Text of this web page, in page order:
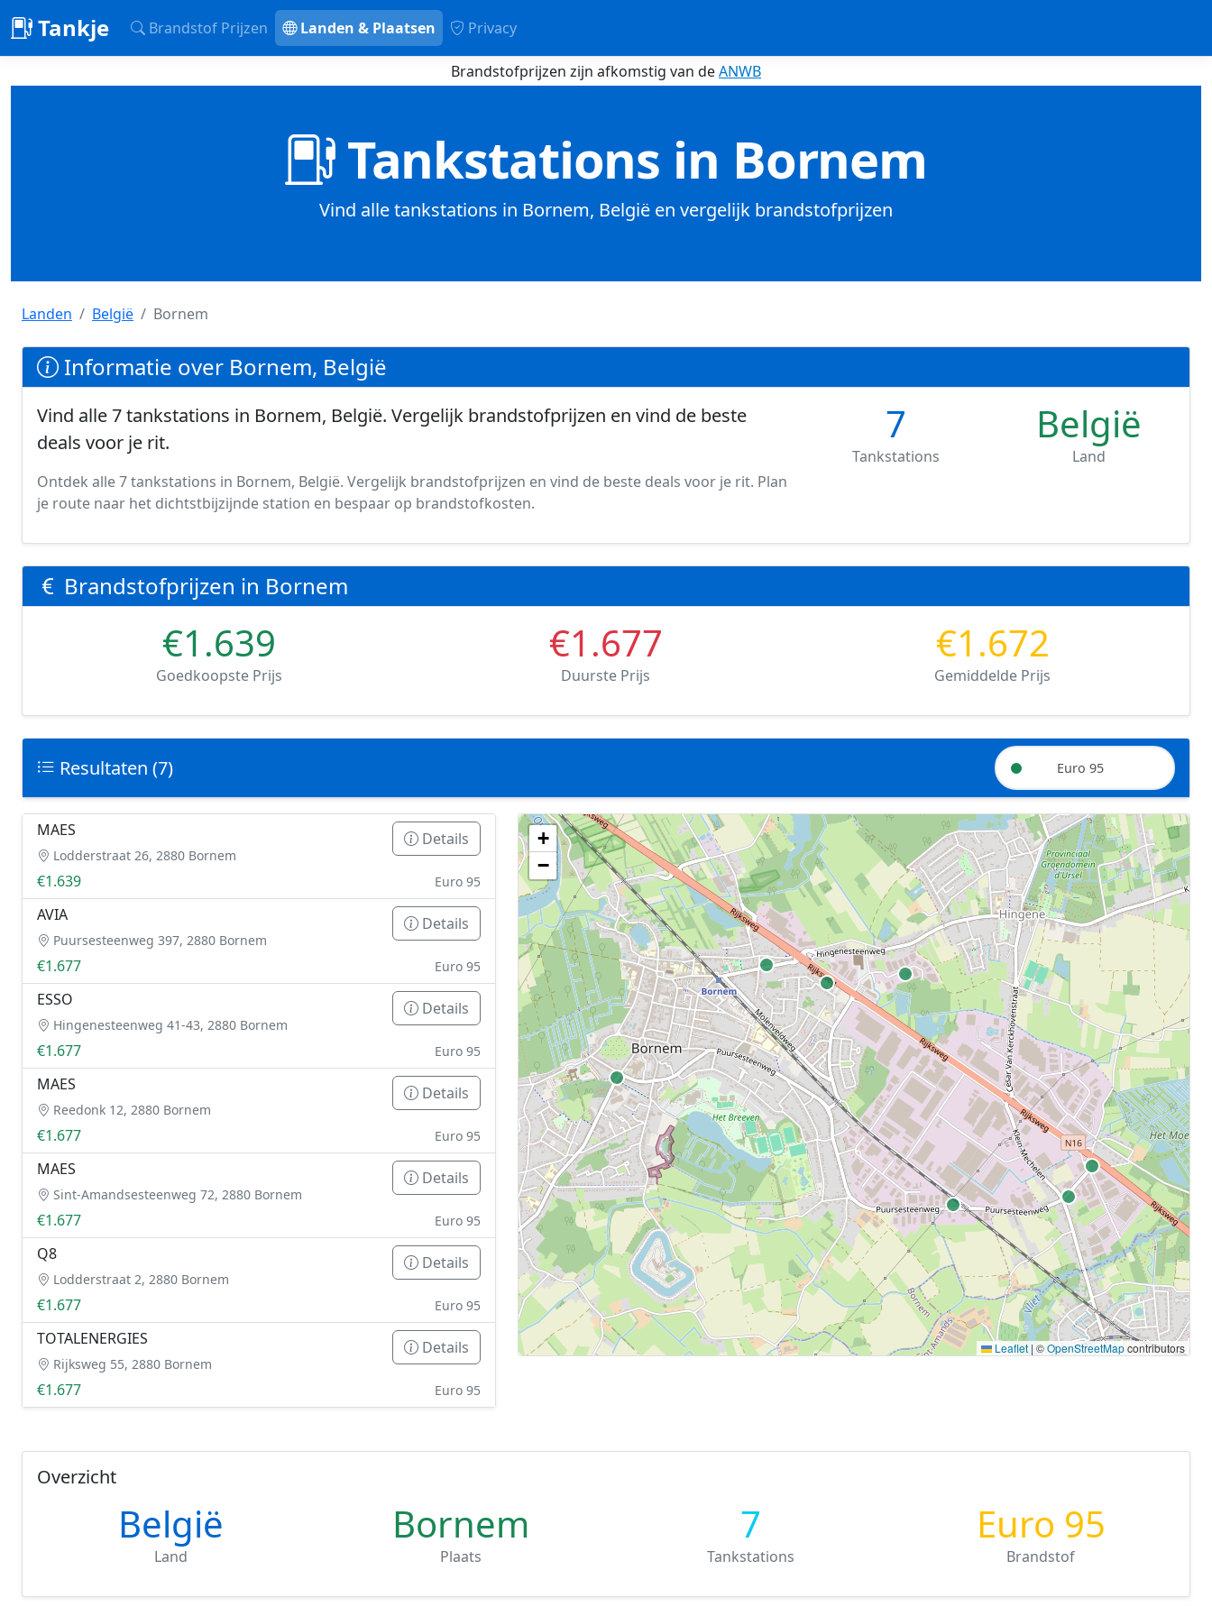
Tankje Brandstof Prijzen Landen & Plaatsen Privacy
Brandstofprijzen zijn afkomstig van deANWB
Tankstations in Bornem
Vind alle tankstations in Bornem, België en vergelijk brandstofprijzen
Landen België Bornem
Informatie over Bornem, België
Vind alle 7 tankstations in Bornem, België. Vergelijk brandstofprijzen en vind de beste
deals voor je rit.
Ontdek alle 7 tankstations in Bornem, België. Vergelijk brandstofprijzen en vind de beste deals voor je rit. Plan
je route naar het dichtstbijzijnde station en bespaar op brandstofkosten.
7
Tankstations
België
Land
Brandstofprijzen in Bornem
€1.639
Goedkoopste Prijs
€1.677
Duurste Prijs
€1.672
Gemiddelde Prijs
Resultaten (7) Euro 95
Geen tankstations met locatiegegevens gevonden.
De kaart kan niet worden weergegeven zonder GPS coördinaten.
+
−
Leaflet | ©OpenStreetMapcontributors
MAES
Lodderstraat 26, 2880 Bornem
Details
€1.639 Euro 95
AVIA
Puursesteenweg 397, 2880 Bornem
Details
€1.677 Euro 95
ESSO
Hingenesteenweg 41-43, 2880 Bornem
Details
€1.677 Euro 95
MAES
Reedonk 12, 2880 Bornem
Details
€1.677 Euro 95
MAES
Sint-Amandsesteenweg 72, 2880 Bornem
Details
€1.677 Euro 95
Q8
Lodderstraat 2, 2880 Bornem
Details
€1.677 Euro 95
TOTALENERGIES
Rijksweg 55, 2880 Bornem
Details
€1.677 Euro 95
Overzicht
België
Land
Bornem
Plaats
7
Tankstations
Euro 95
Brandstof